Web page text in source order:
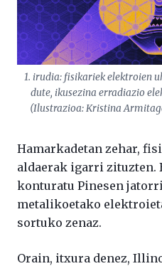
1. irudia: fisikariek elektroien
dute, ikusezina erradiazio
(Ilustrazioa: Kristina
Hamarkadetan zehar,
aldaerak igarri zituzten.
konturatu Pinesen
metalikoetako
sortuko zenaz.
Orain, itxura denez,